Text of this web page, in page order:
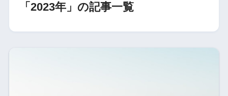
「2023年」の記事一覧